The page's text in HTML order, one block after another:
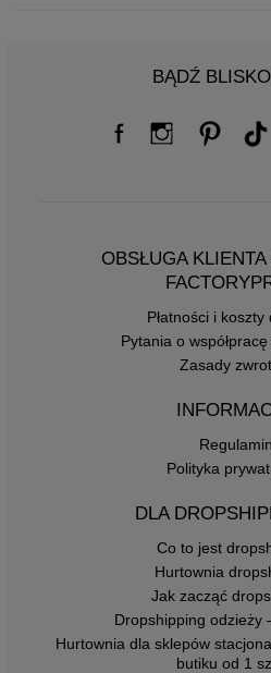
BĄDŹ
OBSŁUGA
Płatności i koszty
Pytania o
Zasady
Regulamin
Polityka
DLA
Co to jest
Hurtownia
Jak zacząć
Dropshipping odzieży
Hurtownia dla sklepów
butiku od 1